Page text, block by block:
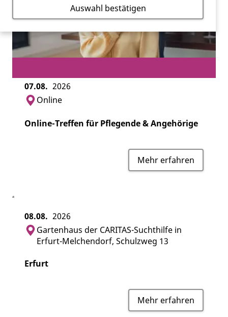
07.08. 2026
Online-Treffen für Pflegende & Angehörige
Online
Mehr erfahren
08.08. 2026
Erfurt
Gartenhaus der CARITAS-Suchthilfe in
Erfurt-Melchendorf, Schulzweg 13
Mehr erfahren
Auswahl bestätigen